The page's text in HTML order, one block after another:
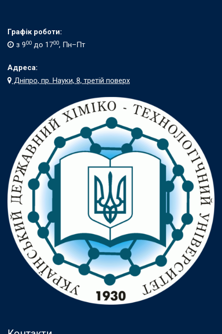
Графік роботи:
з 900 до 1700, Пн–Пт
Адреса:
Дніпро, пр. Науки, 8, третій поверх